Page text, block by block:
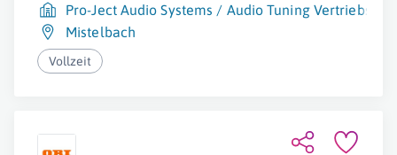
Pro-Ject Audio Systems / Audio Tuning Vertriebs
Mistelbach
Vollzeit